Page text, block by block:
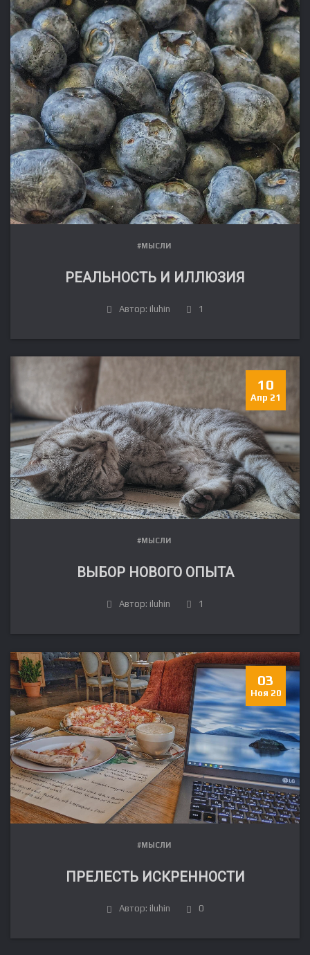
#МЫСЛИ
РЕАЛЬНОСТЬ И ИЛЛЮЗИЯ
Автор: iluhin 1
10
Апр 21
#МЫСЛИ
ВЫБОР НОВОГО ОПЫТА
Автор: iluhin 1
03
Ноя 20
#МЫСЛИ
ПРЕЛЕСТЬ ИСКРЕННОСТИ
Автор: iluhin 0